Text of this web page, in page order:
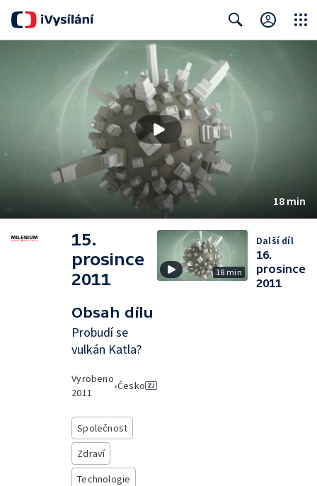
18 min
15.
prosince
2011
Obsah dílu
Probudí se
vulkán Katla?
Vyrobeno
2011
•Česko
Společnost
Zdraví
Technologie
18 min
Další díl
16.
prosince
2011